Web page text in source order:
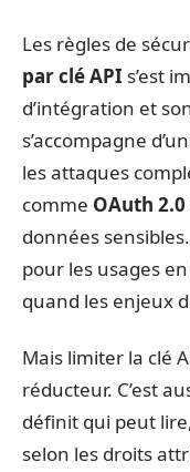
Les règles de
par clé API s’est
d’intégration et
s’accompagne
les attaques
comme OAuth 2.0
données
pour les usages
quand les enjeux
Mais limiter la clé
réducteur. C’est
définit qui peut
selon les droits